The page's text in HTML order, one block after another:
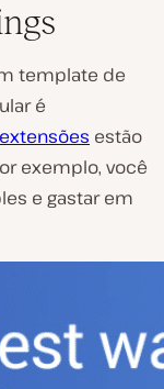
template de
é
estão
exemplo, você
e gastar em